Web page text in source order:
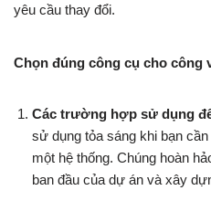
yêu cầu thay đổi.
Chọn đúng công cụ cho công
Các trường hợp sử dụng
sử dụng tỏa sáng khi bạn
một hệ thống. Chúng hoàn
ban đầu của dự án và xây